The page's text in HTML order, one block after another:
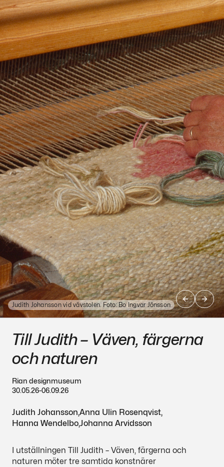
Judith Johansson vid vävstolen. Foto: Bo Ingvar Jönsson
Till Judith – Väven, färgerna
och naturen
Rian designmuseum
30.05.26-06.09.26
Judith Johansson,Anna Ulin Rosenqvist,
Hanna Wendelbo,Johanna Arvidsson
I utställningen Till Judith – Väven, färgerna och
naturen möter tre samtida konstnärer